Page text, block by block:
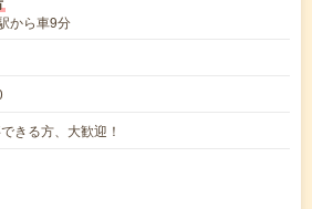
から車9分
きる方、大歓迎！